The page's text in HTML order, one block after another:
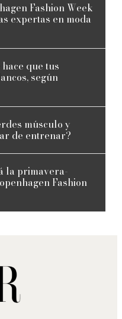
Fashion Week
expertas en moda
que tus
según
músculo y
de entrenar?
la primavera-
Fashion